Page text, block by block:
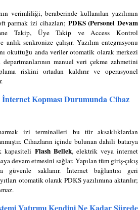
verimliliği, beraberinde kullanılan yazılımın
parmak izi cihazları; PDKS (Personel Devam
Takip, Üye Takip ve Access Kontrol
senkronize çalışır. Yazılım entegrasyonu
okuttuğu anda veriler otomatik olarak merkezi
manuel veri çekme zahmetini
riskini ortadan kaldırır ve operasyonel
Kopması Durumunda Cihaz
izi terminalleri bu tür aksaklıklardan
Cihazların içinde bulunan dahili batarya
kapasiteli Flash Bellek, elektrik veya internet
devam etmesini sağlar. Yapılan tüm giriş-çıkış
güvenle saklanır. İnternet bağlantısı geri
otomatik olarak PDKS yazılımına aktarılır;